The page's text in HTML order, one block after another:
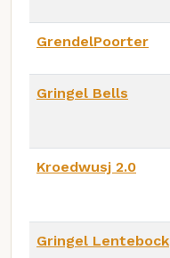
GrendelPoorter
Gringel Bells
Kroedwusj 2.0
Gringel Lentebock